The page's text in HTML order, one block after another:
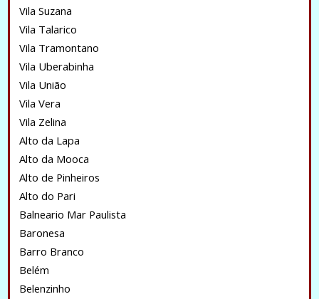
Vila Suzana
Vila Talarico
Vila Tramontano
Vila Uberabinha
Vila União
Vila Vera
Vila Zelina
Alto da Lapa
Alto da Mooca
Alto de Pinheiros
Alto do Pari
Balneario Mar Paulista
Baronesa
Barro Branco
Belém
Belenzinho